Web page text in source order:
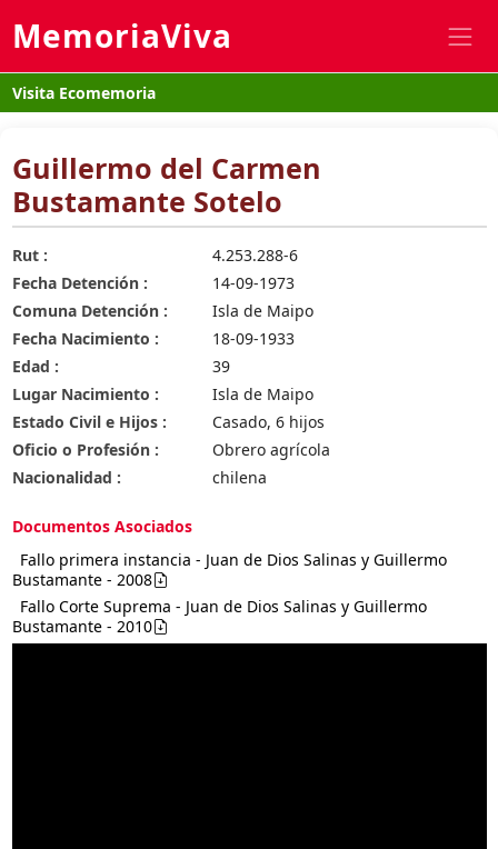
MemoriaViva
Visita Ecomemoria
Guillermo del Carmen
Bustamante Sotelo
Rut :
4.253.288-6
Fecha Detención :
14-09-1973
Comuna Detención :
Isla de Maipo
Fecha Nacimiento :
18-09-1933
Edad :
39
Lugar Nacimiento :
Isla de Maipo
Estado Civil e Hijos :
Casado, 6 hijos
Oficio o Profesión :
Obrero agrícola
Nacionalidad :
chilena
Documentos Asociados
Fallo primera instancia - Juan de Dios Salinas y Guillermo
Bustamante - 2008
Fallo Corte Suprema - Juan de Dios Salinas y Guillermo
Bustamante - 2010